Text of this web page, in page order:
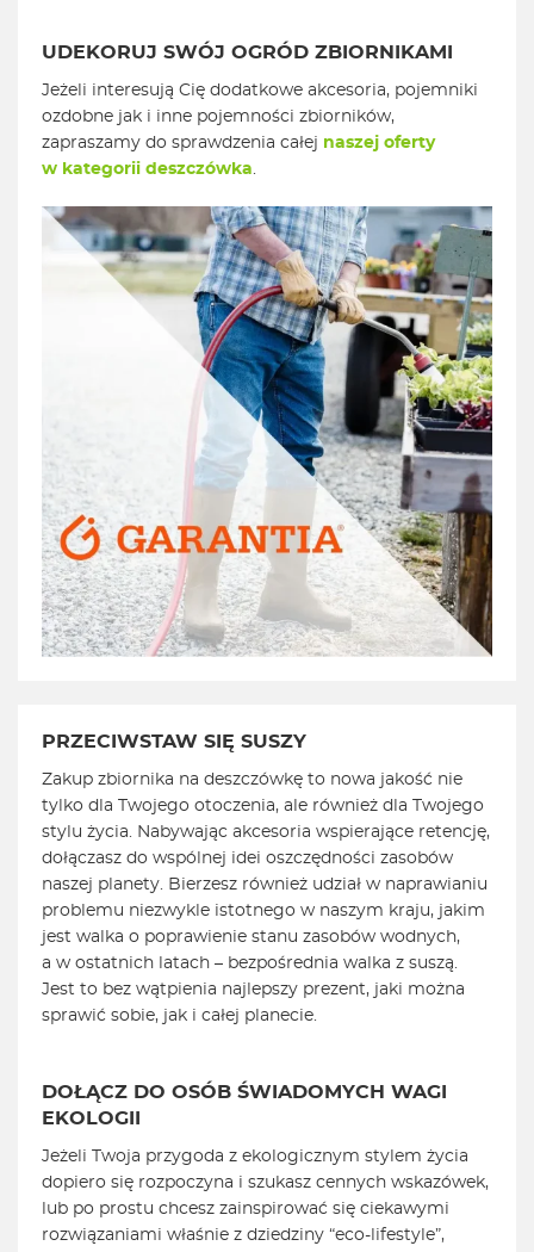
UDEKORUJ SWÓJ OGRÓD ZBIORNIKAMI
Jeżeli interesują Cię dodatkowe akcesoria, pojemniki
ozdobne jak i inne pojemności zbiorników,
zapraszamy do sprawdzenia całej naszej oferty
w kategorii deszczówka.
PRZECIWSTAW SIĘ SUSZY
Zakup zbiornika na deszczówkę to nowa jakość nie
tylko dla Twojego otoczenia, ale również dla Twojego
stylu życia. Nabywając akcesoria wspierające retencję,
dołączasz do wspólnej idei oszczędności zasobów
naszej planety. Bierzesz również udział w naprawianiu
problemu niezwykle istotnego w naszym kraju, jakim
jest walka o poprawienie stanu zasobów wodnych,
a w ostatnich latach – bezpośrednia walka z suszą.
Jest to bez wątpienia najlepszy prezent, jaki można
sprawić sobie, jak i całej planecie.
DOŁĄCZ DO OSÓB ŚWIADOMYCH WAGI
EKOLOGII
Jeżeli Twoja przygoda z ekologicznym stylem życia
dopiero się rozpoczyna i szukasz cennych wskazówek,
lub po prostu chcesz zainspirować się ciekawymi
rozwiązaniami właśnie z dziedziny “eco-lifestyle”,